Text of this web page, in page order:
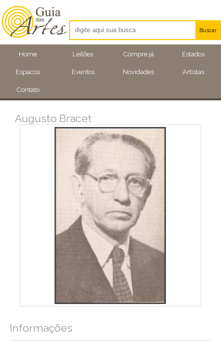
Home Leilões Compre já Estados
Espacos Eventos Novidades Artistas
Contato
Buscar
Artistas
Eventos
Augusto Bracet
Informações